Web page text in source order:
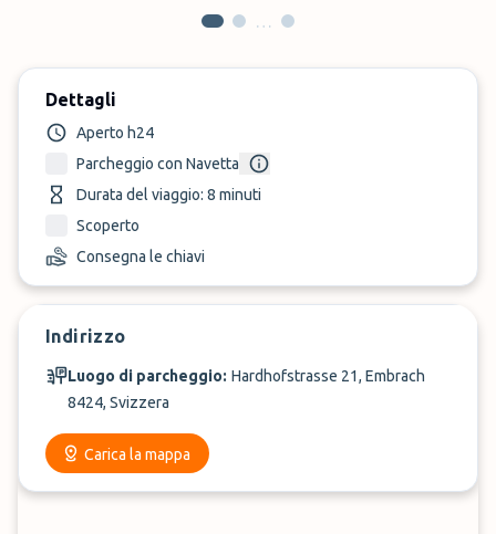
…
Dettagli
Aperto h24
Parcheggio con Navetta
Durata del viaggio: 8 minuti
Scoperto
Consegna le chiavi
Indirizzo
Luogo di parcheggio: Hardhofstrasse 21, Embrach
8424, Svizzera
Carica la mappa